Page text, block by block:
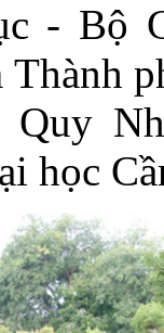
- Bộ
Thành
học